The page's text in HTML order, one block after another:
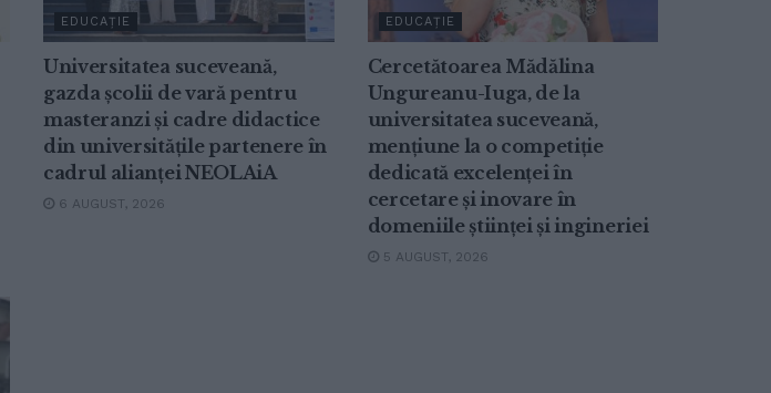
EDUCAȚIE
Universitatea suceveană,
gazda școlii de vară pentru
masteranzi și cadre didactice
din universitățile partenere în
cadrul alianței NEOLAiA
6 AUGUST, 2026
EDUCAȚIE
Cercetătoarea Mădălina
Ungureanu-Iuga, de la
universitatea suceveană,
mențiune la o competiție
dedicată excelenței în
cercetare și inovare în
domeniile științei și ingineriei
5 AUGUST, 2026